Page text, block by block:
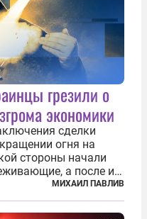
грезили о
экономики
сделки
огня на
стороны начали
а после и
про некий «перелом»
первых лиц
за ними...
МИХАИЛ ПАВЛИВ